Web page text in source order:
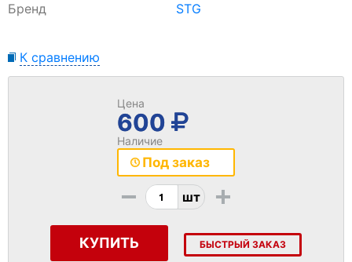
Бренд
STG
К сравнению
Цена
600
Наличие
Под заказ
- шт +
КУПИТЬ БЫСТРЫЙ ЗАКАЗ